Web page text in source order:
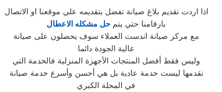
اذا اردت تقديم بلاغ صيانة تفضل بتقديمه علي موقعنا او الاتصال
بارقامنا حتي يتم حل مشكله الاعطال
مع مركز صيانة اندست العملاء سوف يحصلون على صيانة
عالية الجودة دائما
وليس فقط أفضل المنتجات الأجهزة المنزلية فالخدمة التي
نقدمها ليست خدمة عادية بل هي أحسن وأسرع خدمة صيانة
في المحلة الكبري